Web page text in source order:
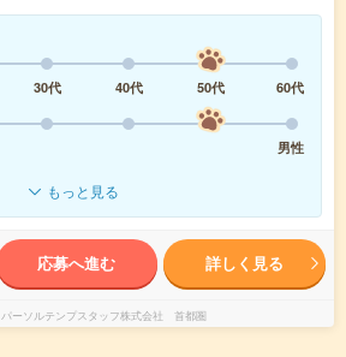
30代 40代 50代
60代
男性
もっと見る
応募へ進む 詳しく見る
パーソルテンプスタッフ株式会社 首都圏